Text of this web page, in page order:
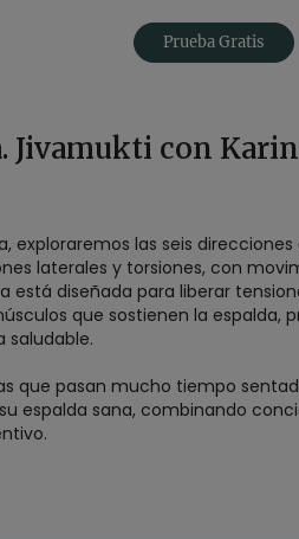
Prueba Gratis
Jivamukti con
exploraremos las seis
laterales y torsiones, con
está diseñada para liberar
que sostienen la espalda,
saludable.
que pasan mucho tiempo
espalda sana, combinando